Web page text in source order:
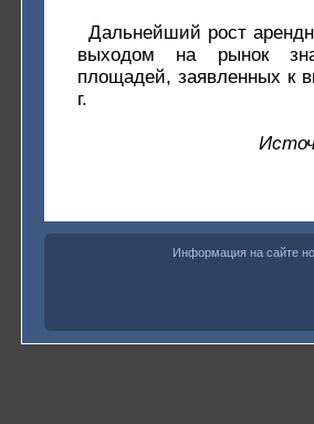
Дальнейший рост
выходом на рынок
площадей, заявленных к
г.
Информация на сайте